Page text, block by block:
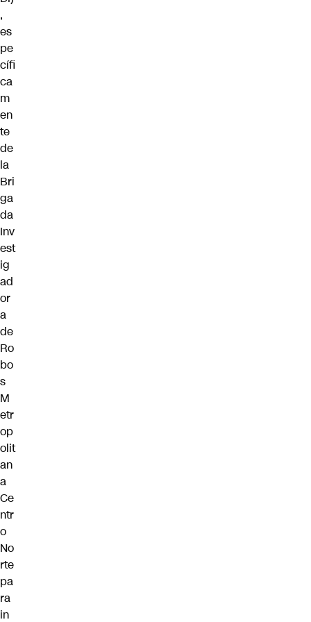
,
es
pe
cífi
ca
m
en
te
de
la
Bri
ga
da
Inv
est
ig
ad
or
a
de
Ro
bo
s
M
etr
op
olit
an
a
Ce
ntr
o
No
rte
pa
ra
in